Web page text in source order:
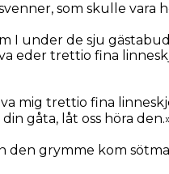
som skulle vara
I under de sju
eder trettio fina
mig trettio fina
gåta, låt oss höra
den grymme kom